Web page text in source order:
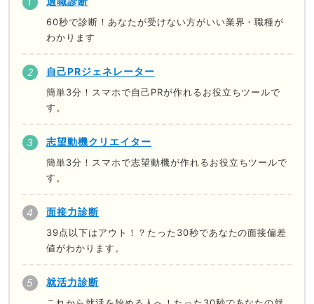
60秒で診断！あなたが受けない方がいい業界・職種が
わかります
自己PRジェネレーター
簡単3分！スマホで自己PRが作れるお役立ちツールで
す。
志望動機クリエイター
簡単3分！スマホで志望動機が作れるお役立ちツールで
す。
面接力診断
39点以下はアウト！？たった30秒であなたの面接偏差
値がわかります。
就活力診断